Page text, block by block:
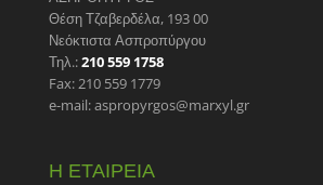
Θέση Τζαβερδέλα, 193 00
Νεόκτιστα Ασπροπύργου
Τηλ.:210 559 1758
Fax: 210 559 1779
e-mail: aspropyrgos@marxyl.gr
Η ΕΤΑΙΡΕΙΑ